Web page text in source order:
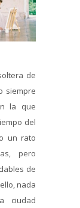
de
siempre
la que
del
un rato
pero
de
nada
ciudad